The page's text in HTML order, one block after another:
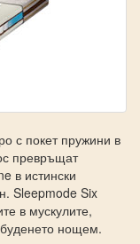
с покет пружини в
превръщат
в истински
Sleepmode Six
в мускулите,
нощем.